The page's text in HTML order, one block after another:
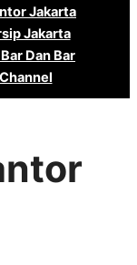
Jakarta
Jakarta
Dan Bar